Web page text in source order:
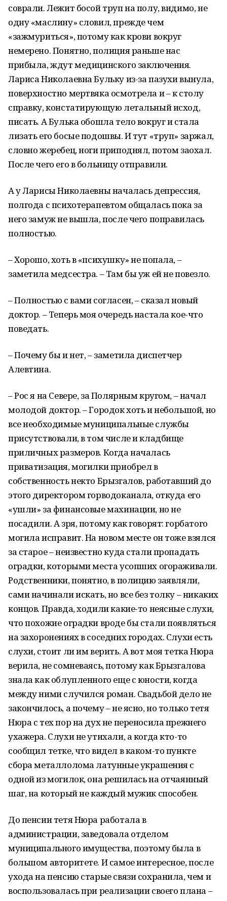
соврали. Лежит босой труп на полу, видимо, не
одну «маслину» словил, прежде чем
«зажмуриться», потому как крови вокруг
немерено. Понятно, полиция раньше нас
прибыла, ждут медицинского заключения.
Лариса Николаевна Бульку из-за пазухи вынула,
поверхностно мертвяка осмотрела и – к столу
справку, констатирующую летальный исход,
писать. А Булька обошла тело вокруг и стала
лизать его босые подошвы. И тут «труп» заржал,
словно жеребец, ноги приподнял, потом заохал.
После чего его в больницу отправили.
А у Ларисы Николаевны началась депрессия,
полгода с психотерапевтом общалась пока за
него замуж не вышла, после чего поправилась
полностью.
– Хорошо, хоть в «психушку» не попала, –
заметила медсестра. – Там бы уж ей не повезло.
– Полностью с вами согласен, – сказал новый
доктор. – Теперь моя очередь настала кое-что
поведать.
– Почему бы и нет, – заметила диспетчер
Алевтина.
– Рос я на Севере, за Полярным кругом, – начал
молодой доктор. – Городок хоть и небольшой, но
все необходимые муниципальные службы
присутствовали, в том числе и кладбище
приличных размеров. Когда началась
приватизация, могилки приобрел в
собственность некто Брызгалов, работавший до
этого директором горводоканала, откуда его
«ушли» за финансовые махинации, но не
посадили. А зря, потому как говорят: горбатого
могила исправит. На новом месте он тоже взялся
за старое – неизвестно куда стали пропадать
оградки, которыми места усопших огораживали.
Родственники, понятно, в полицию заявляли,
сами начинали искать, но все без толку – никаких
концов. Правда, ходили какие-то неясные слухи,
что похожие оградки вроде бы стали появляться
на захоронениях в соседних городах. Слухи есть
слухи, стоит ли им верить. А вот моя тетка Нюра
верила, не сомневаясь, потому как Брызгалова
знала как облупленного еще с юности, когда
между ними случился роман. Свадьбой дело не
закончилось, а почему – не ясно, но только тетя
Нюра с тех пор на дух не переносила прежнего
ухажера. Слухи не утихали, а когда кто-то
сообщил тетке, что видел в каком-то пункте
сбора металлолома латунные украшения с
одной из могилок, она решилась на отчаянный
шаг, на который не каждый мужик способен.
До пенсии тетя Нюра работала в
администрации, заведовала отделом
муниципального имущества, поэтому была в
большом авторитете. И самое интересное, после
ухода на пенсию старые связи сохранила, чем и
воспользовалась при реализации своего плана –